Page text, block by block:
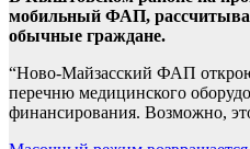
мобильный ФАП,
обычные граждане.
“Ново-Майзасский ФАП
перечню медицинского
финансирования. Возможно,